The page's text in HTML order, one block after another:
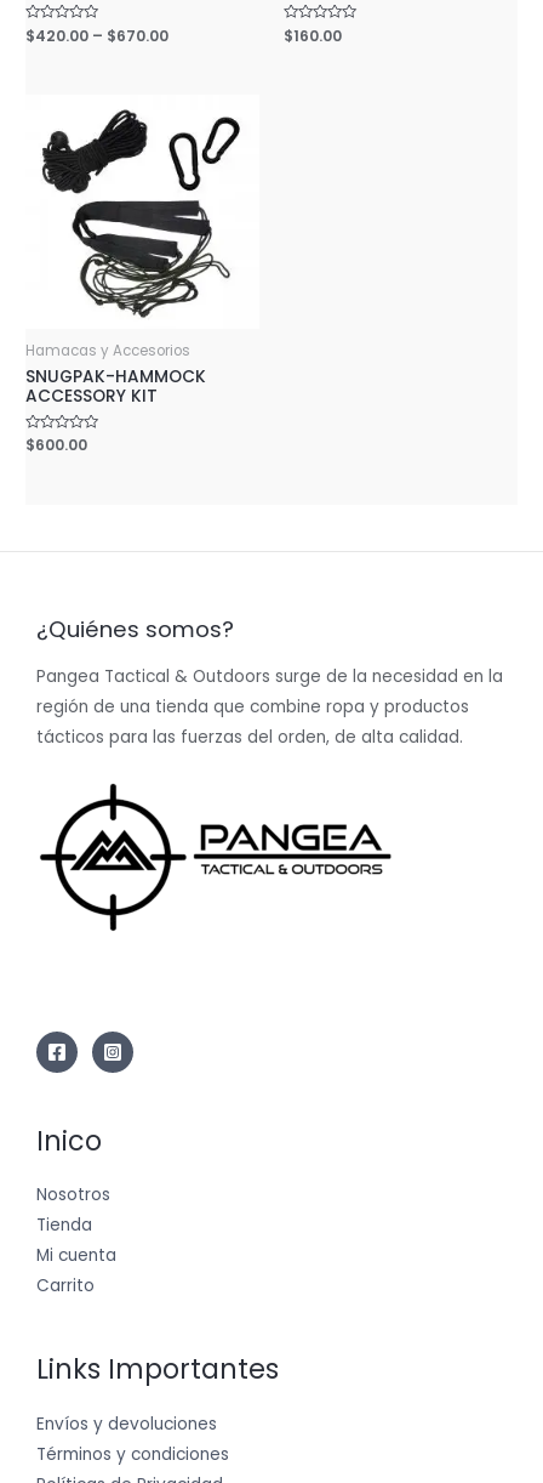
Rated
0
$420.00 – $670.00
Rated
0
$160.00
Hamacas y Accesorios
SNUGPAK-HAMMOCK
ACCESSORY KIT
Rated
0
$600.00
¿Quiénes somos?
Pangea Tactical & Outdoors surge de la necesidad en la
región de una tienda que combine ropa y productos
tácticos para las fuerzas del orden, de alta calidad.
Inico
Nosotros
Tienda
Mi cuenta
Carrito
Links Importantes
Envíos y devoluciones
Términos y condiciones